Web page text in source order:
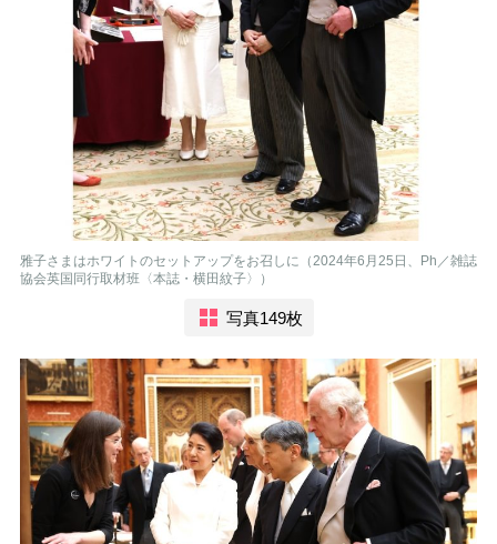
雅子さまはホワイトのセットアップをお召しに（2024年6月25日、Ph／雑誌
協会英国同行取材班〈本誌・横田紋子〉）
写真149枚